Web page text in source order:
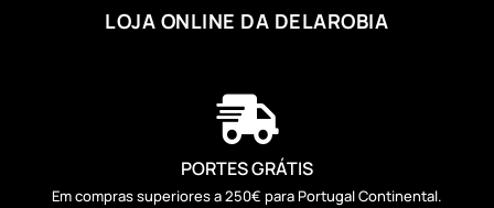
LOJA ONLINE DA DELAROBIA

PORTES GRÁTIS
Em compras superiores a 250€ para Portugal Continental.